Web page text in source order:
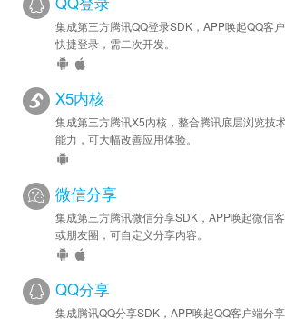
苹果优化 - 已升级 SDK 至 v2.0.0
2021-11-10
安卓优化 - 已升级 SDK 至 v6.8.0
集成第三方腾讯QQ登录SDK，APP唤起QQ客
快捷登录，需二次开发。
X5内核
集成第三方腾讯X5内核，整合腾讯底层浏览技
能力，可大幅改善应用体验。
微信分享
集成第三方腾讯微信分享SDK，APP唤起微信
或朋友圈，可自定义分享内容。
QQ分享
集成腾讯QQ分享SDK，APP唤起QQ客户端分